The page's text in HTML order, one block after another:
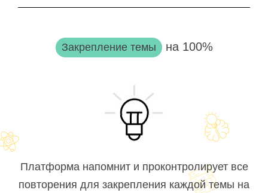
Закрепление темы на 100%
Платформа напомнит и проконтролирует все
повторения для закрепления каждой темы на